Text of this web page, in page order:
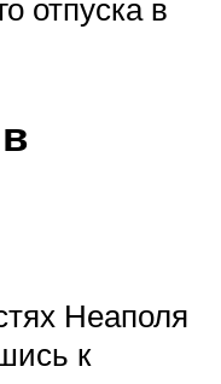
отпуска в
Неаполя
к